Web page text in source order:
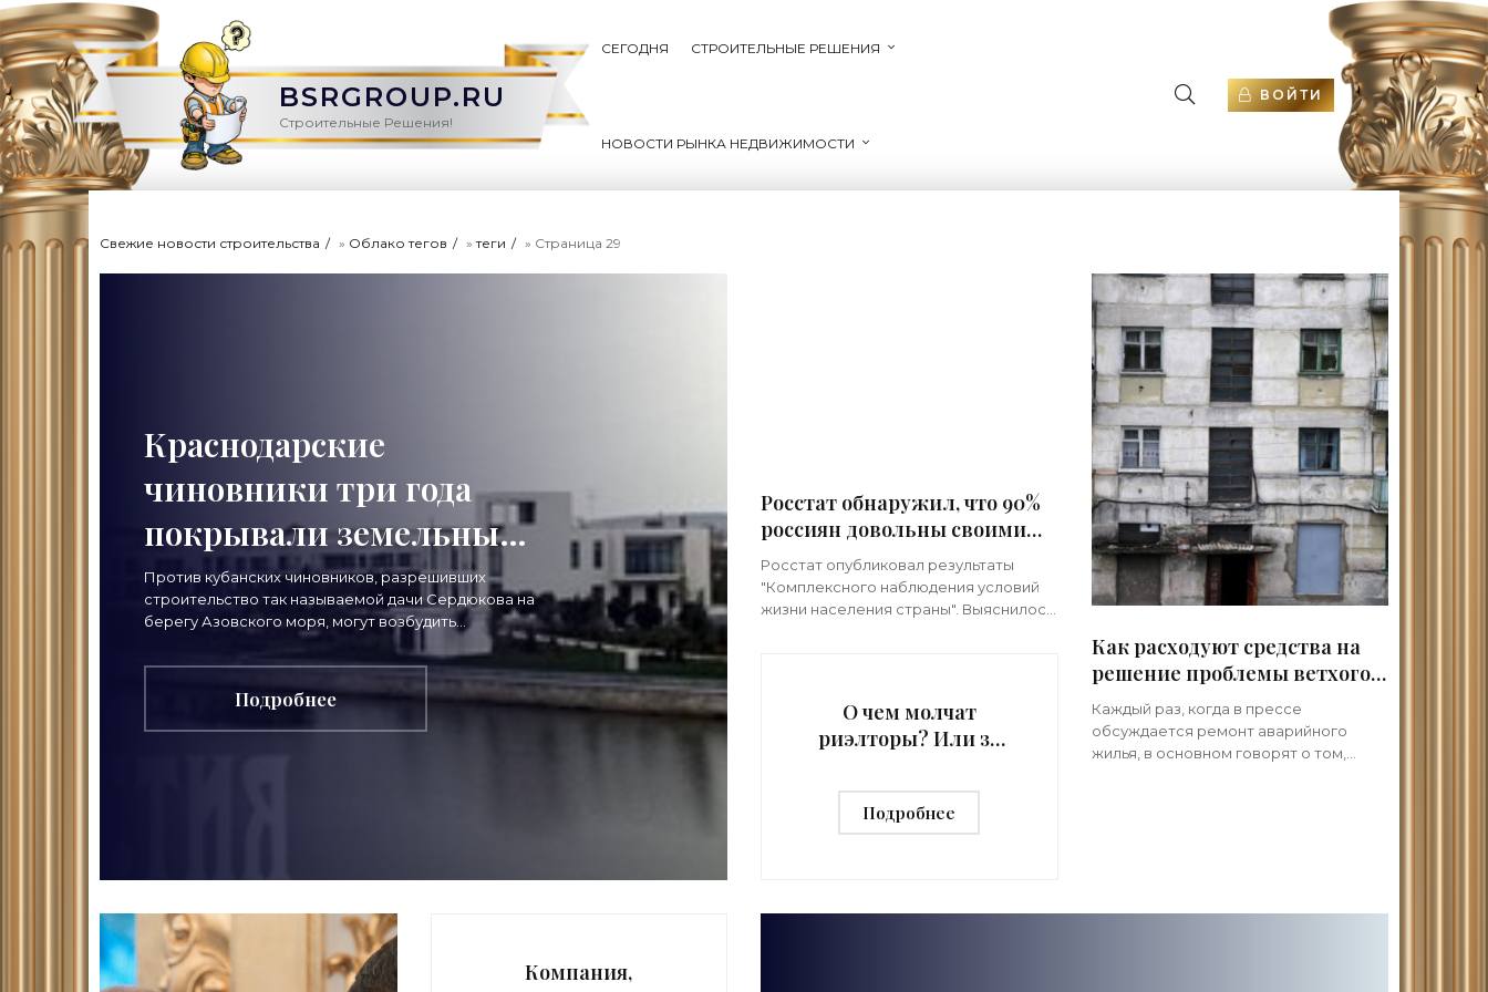
BSRGROUP.RU
Строительные Решения!
СЕГОДНЯ СТРОИТЕЛЬНЫЕ РЕШЕНИЯ
НОВОСТИ РЫНКА НЕДВИЖИМОСТИ
ВОЙТИ
Свежие новости строительства » Облако тегов »теги » Страница 29
Краснодарские
чиновники три года
покрывали земельные
аферы Минобороны -
«Недвижимость»
Против кубанских чиновников, разрешивших
строительство так называемой дачи Сердюкова на
берегу Азовского моря, могут возбудить
уголовные дела. Как выяснили «Известия», СКР,
Генпрокуратура
Подробнее
Росстат обнаружил, что 90%
россиян довольны своими
жилищными условиями -
«Недвижимость»
Росстат опубликовал результаты
"Комплексного наблюдения условий
жизни населения страны". Выяснилось,
Как расходуют средства на
решение проблемы ветхого
жилья - «Недвижимость»
Каждый раз, когда в прессе
обсуждается ремонт аварийного
жилья, в основном говорят о том,
О чем молчат
риэлторы? Или за
деньги -
«Недвижимость»
Подробнее
Компания,